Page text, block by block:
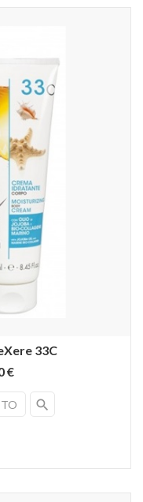
33C
€
search